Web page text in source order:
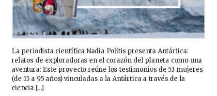
La periodista científica Nadia Politis presenta Antártica:
relatos de exploradoras en el corazón del planeta como una
aventura: Este proyecto reúne los testimonios de 53 mujeres
(de 15 a 95 años) vinculadas a la Antártica a través de la
ciencia […]